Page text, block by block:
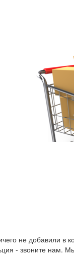
не добавили в
- звоните нам.